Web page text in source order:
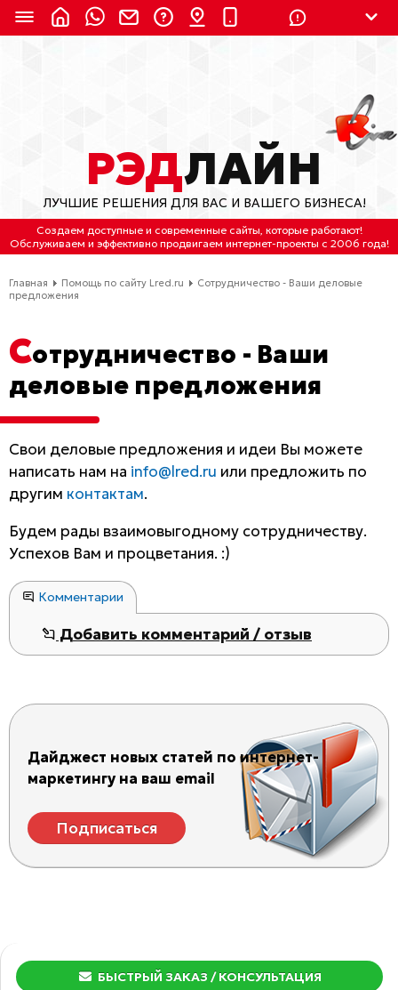
(с 2:30 до 11:30 по
Бесплатно по России
(4212) 658-653
(4212) 637-673
Отдельный вход \ Левый торец здания
info@lred.ru
Все контакты
РЭДЛАЙН
ЛУЧШИЕ РЕШЕНИЯ ДЛЯ ВАС И ВАШЕГО БИЗНЕСА!
Создаем доступные и современные сайты, которые работают!
Обслуживаем и эффективно продвигаем интернет-проекты с 2006 года!
Главная Помощь по сайту Lred.ru
Сотрудничество - Ваши деловые
предложения
Сотрудничество - Ваши
деловые предложения
Свои деловые предложения и идеи Вы можете
написать нам на info@lred.ru или предложить по
другим контактам.
Будем рады взаимовыгодному сотрудничеству.
Успехов Вам и процветания. :)
Комментарии
Добавить комментарий / отзыв
Дайджест новых статей по интернет-
маркетингу на ваш email
Подписаться
БЫСТРЫЙ ЗАКАЗ / КОНСУЛЬТАЦИЯ